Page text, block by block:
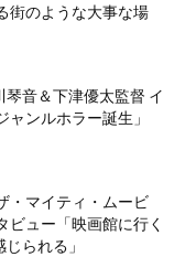
街のような大事な場
琴音＆下津優太監督 イ
ャンルホラー誕生」
・マイティ・ムービ
ビュー「映画館に行く
られる」